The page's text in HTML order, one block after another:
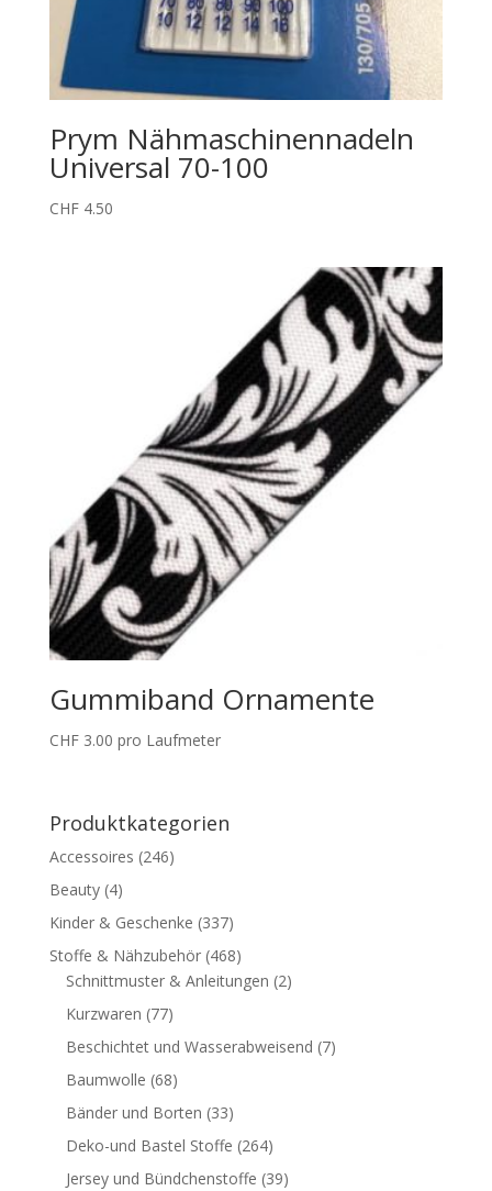
Prym Nähmaschinennadeln
Universal 70-100
CHF4.50
Gummiband Ornamente
CHF3.00 pro Laufmeter
Produktkategorien
Accessoires (246)
Beauty (4)
Kinder & Geschenke (337)
Stoffe & Nähzubehör (468)
Schnittmuster & Anleitungen (2)
Kurzwaren (77)
Beschichtet und Wasserabweisend (7)
Baumwolle (68)
Bänder und Borten (33)
Deko-und Bastel Stoffe (264)
Jersey und Bündchenstoffe (39)